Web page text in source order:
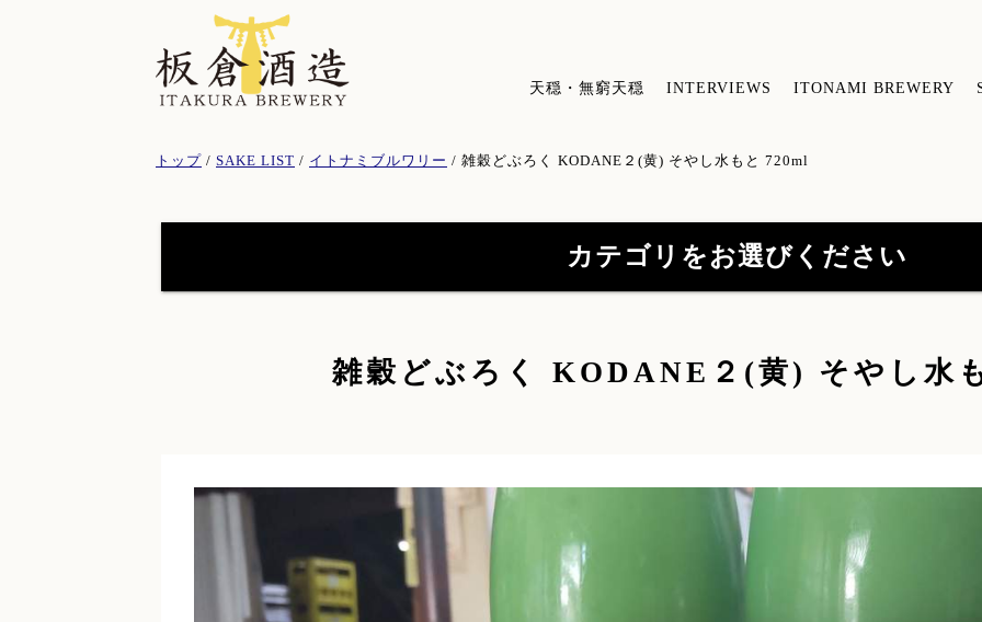
天穏・無窮天穏 INTERVIEWS ITONAMI BREWERY
現トップ / SAKE LIST / イトナミブルワリー / 雑穀どぶろく KODANE２(黄) そやし水もと 720ml
カテゴリをお選びください
(41)
雑穀どぶろく KODANE２(黄) そやし水